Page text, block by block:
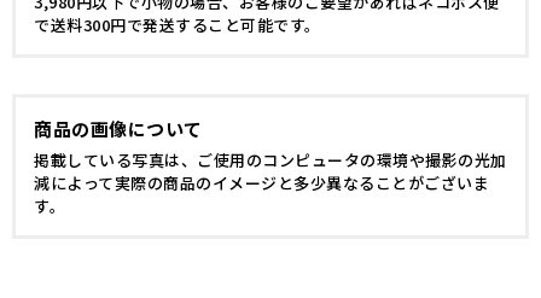
で送料300円で発送すること可能です。
商品の画像について
掲載している写真は、ご使用のコンピュータの環境や撮影の光加
減によって実際の商品のイメージと多少異なることがございま
す。